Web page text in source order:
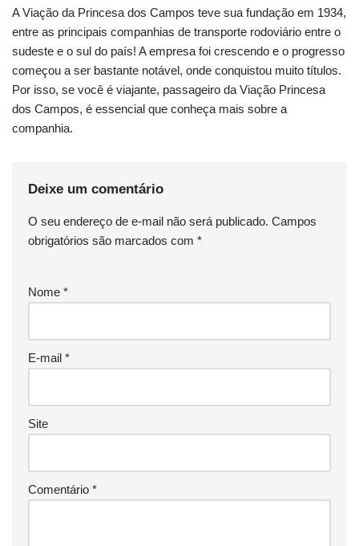
A Viação da Princesa dos Campos teve sua fundação em 1934,
entre as principais companhias de transporte rodoviário entre o
sudeste e o sul do país! A empresa foi crescendo e o progresso
começou a ser bastante notável, onde conquistou muito títulos.
Por isso, se você é viajante, passageiro da Viação Princesa
dos Campos, é essencial que conheça mais sobre a
companhia.
Deixe um comentário
O seu endereço de e-mail não será publicado. Campos
obrigatórios são marcados com *
Nome *
E-mail *
Site
Comentário *